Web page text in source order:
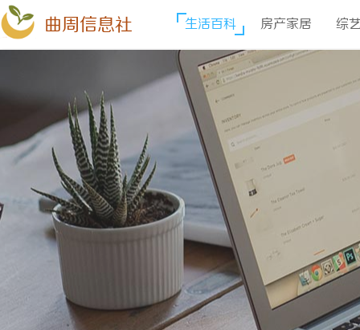
曲周信息社 生活百科 房产家居 综